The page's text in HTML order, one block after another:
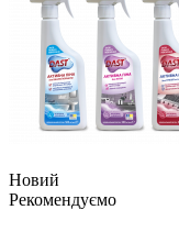
Новий
Рекомендуємо